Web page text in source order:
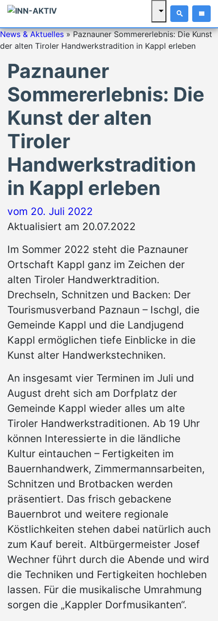
News & Aktuelles»Paznauner Sommererlebnis: Die Kunst
der alten Tiroler Handwerkstradition in Kappl erleben
Paznauner
Sommererlebnis: Die
Kunst der alten
Tiroler
Handwerkstradition
in Kappl erleben
vom 20. Juli 2022
Aktualisiert am 20.07.2022
Im Sommer 2022 steht die Paznauner
Ortschaft Kappl ganz im Zeichen der
alten Tiroler Handwerktradition.
Drechseln, Schnitzen und Backen: Der
Tourismusverband Paznaun – Ischgl, die
Gemeinde Kappl und die Landjugend
Kappl ermöglichen tiefe Einblicke in die
Kunst alter Handwerkstechniken.
An insgesamt vier Terminen im Juli und
August dreht sich am Dorfplatz der
Gemeinde Kappl wieder alles um alte
Tiroler Handwerkstraditionen. Ab 19 Uhr
können Interessierte in die ländliche
Kultur eintauchen – Fertigkeiten im
Bauernhandwerk, Zimmermannsarbeiten,
Schnitzen und Brotbacken werden
präsentiert. Das frisch gebackene
Bauernbrot und weitere regionale
Köstlichkeiten stehen dabei natürlich auch
zum Kauf bereit. Altbürgermeister Josef
Wechner führt durch die Abende und wird
die Techniken und Fertigkeiten hochleben
lassen. Für die musikalische Umrahmung
sorgen die „Kappler Dorfmusikanten“.